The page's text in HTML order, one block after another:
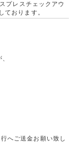
プレスチェックアウ
ております。
へご送金お願い致し